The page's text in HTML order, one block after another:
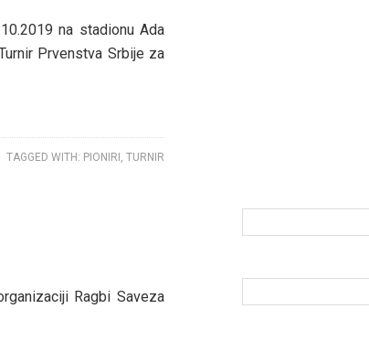
na stadionu Ada
Prvenstva Srbije za
TAGGED WITH: PIONIRI , TURNIR
Ragbi Saveza